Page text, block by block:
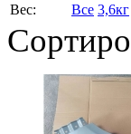
Вес:
Все 3,6кг